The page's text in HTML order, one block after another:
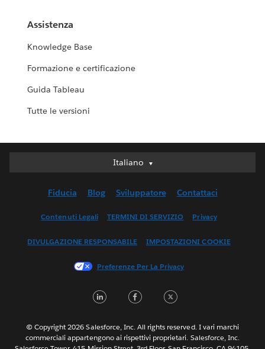
Assistenza
Knowledge Base
Formazione e certificazione
Guida Tableau
Tutte le versioni
Italiano
Italiano
English (UK)
Français (Canada)
한국어
Português
Svenska
Fiducia Blog Sviluppatore Contattaci
Contenuti Legali TERMINI DI SERVIZIO Privacy
DIVULGAZIONE RESPONSABILE IMPOSTAZIONI COOKIE
Preferenze Per La Privacy
LinkedInFacebook
© Copyright 2026 Salesforce, Inc. All rights reserved. I vari marchi
commerciali appartengono ai rispettivi proprietari. Salesforce, Inc.